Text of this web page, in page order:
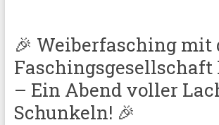
🎉 Weiberfasching mit
Faschingsgesellschaft
– Ein Abend voller
Schunkeln! 🎉